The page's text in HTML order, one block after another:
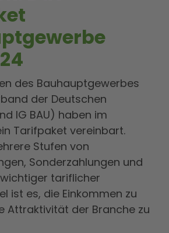
des Bauhauptgewerbes
der Deutschen
IG BAU) haben im
Tarifpaket vereinbart.
Stufen von
Sonderzahlungen und
tariflicher
ist es, die Einkommen zu
Attraktivität der Branche zu